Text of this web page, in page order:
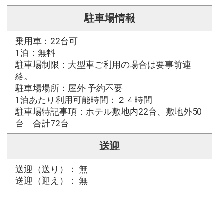
駐車場情報
乗用車：22台可
1泊：無料
駐車場制限：大型車ご利用の場合は要事前連
絡。
駐車場場所：屋外 予約不要
1泊あたり利用可能時間：２４時間
駐車場特記事項：ホテル敷地内22台、敷地外50
台 合計72台
送迎
送迎（送り）： 無
送迎（迎え）： 無